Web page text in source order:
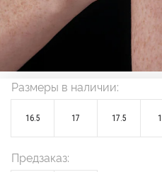
Размеры в наличии:
16.5 17 17.5
Предзаказ: